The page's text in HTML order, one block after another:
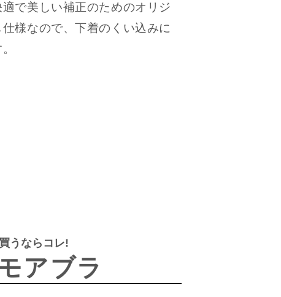
で美しい補正のためのオリジ
様なので、下着のくい込みに
うならコレ!
アブラ